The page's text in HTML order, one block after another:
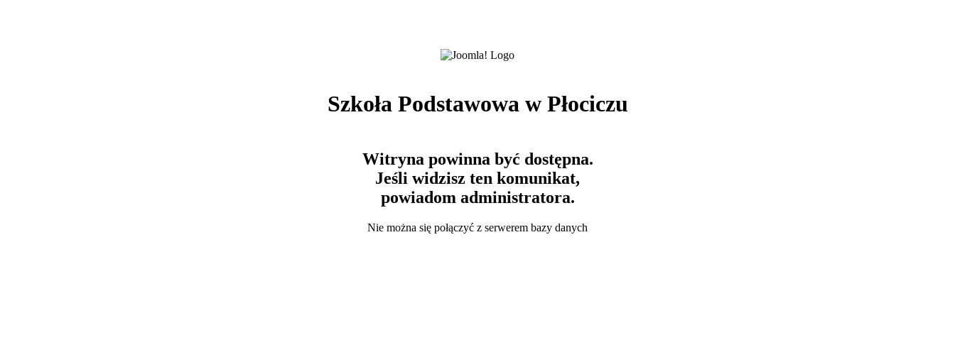
Szkoła Podstawowa w Płociczu
Witryna powinna być dostępna.
Jeśli widzisz ten komunikat,
powiadom administratora.
Nie można się połączyć z serwerem bazy danych